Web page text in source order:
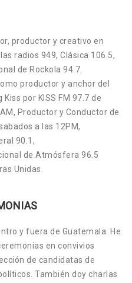
productor y creativo en
radios 949, Clásica 106.5,
de Rockola 94.7.
productor y anchor del
por KISS FM 97.7 de
Productor y Conductor de
a las 12PM,
90.1,
de Atmósfera 96.5
Unidas.
y fuera de Guatemala. He
en convivios
de candidatas de
También doy charlas